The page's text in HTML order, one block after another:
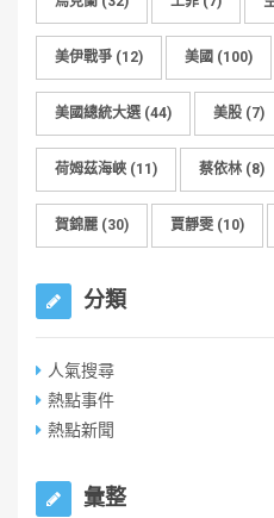
美伊戰爭 (12) 美國 (100)
美國總統大選(44) 美股 (7)
荷姆茲海峽 (11) 蔡依林 (8)
賀錦麗 (30) 賈靜雯 (10)
分類
人氣搜尋
熱點事件
熱點新聞
彙整